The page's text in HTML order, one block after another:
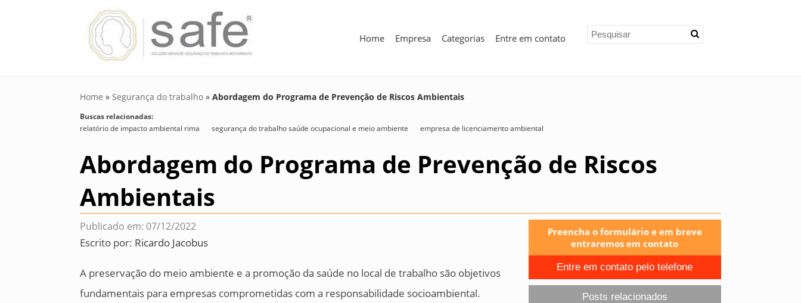
Home Empresa Categorias Entre em contato
Home »Segurança do trabalho »Abordagem do Programa de Prevenção de Riscos Ambientais
Buscas relacionadas:
relatório de impacto ambiental rima
segurança do trabalho saúde ocupacional e meio ambiente empresa de licenciamento ambiental
Abordagem do Programa de Prevenção de Riscos
Ambientais
Publicado em: 07/12/2022
Escrito por: Ricardo Jacobus
A preservação do meio ambiente e a promoção da saúde no local de trabalho são objetivos
fundamentais para empresas comprometidas com a responsabilidade socioambiental.
Preencha o formulário e em breve
entraremos em contato
Entre em contato pelo telefone
Posts relacionados